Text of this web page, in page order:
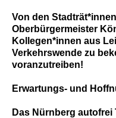
Von den
Oberbürgermeister
Kollegen*innen aus
Verkehrswende zu
voranzutreiben!
Erwartungs- und
Das Nürnberg autofrei